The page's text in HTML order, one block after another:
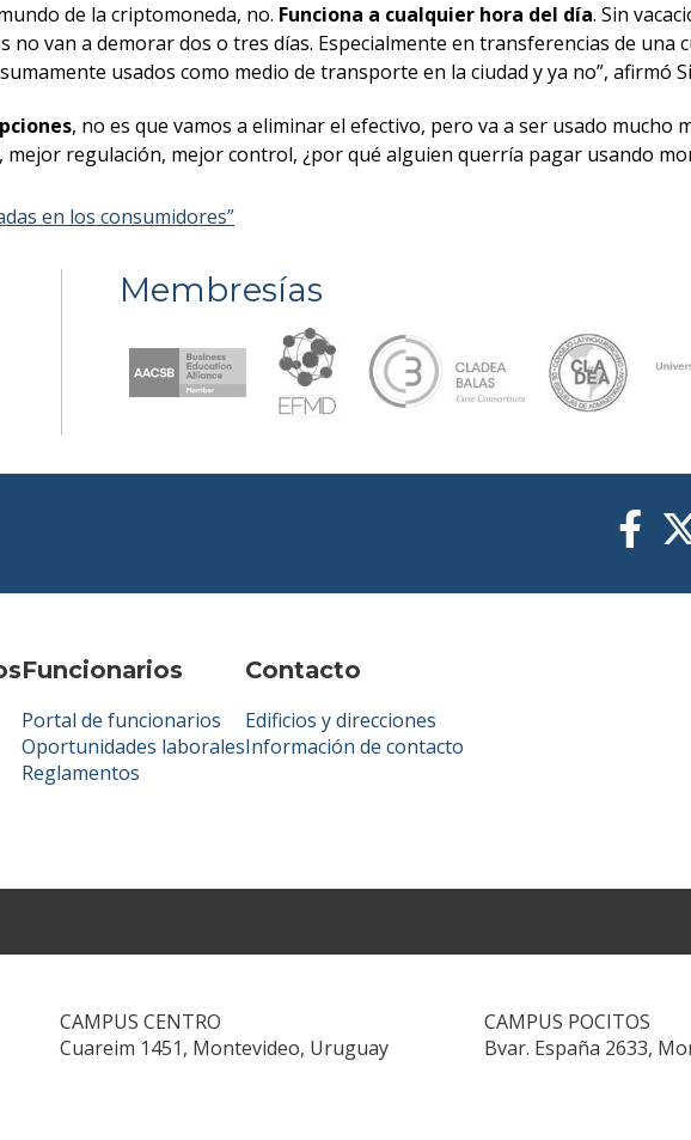
de la criptomoneda, no. Funciona a cualquier hora del día. Sin
van a demorar dos o tres días. Especialmente en transferencias de una
usados como medio de transporte en la ciudad y ya no”, afirmó
, no es que vamos a eliminar el efectivo, pero va a ser usado mucho
regulación, mejor control, ¿por qué alguien querría pagar usando
en los consumidores”
Membresías
Funcionarios
Portal de funcionarios
Oportunidades laborales
Reglamentos
Contacto
Edificios y direcciones
Información de contacto
CAMPUS CENTRO
Cuareim 1451, Montevideo, Uruguay
CAMPUS POCITOS
Bvar. España 2633,